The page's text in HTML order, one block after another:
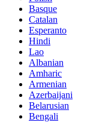
Basque
Catalan
Esperanto
Hindi
Lao
Albanian
Amharic
Armenian
Azerbaijani
Belarusian
Bengali